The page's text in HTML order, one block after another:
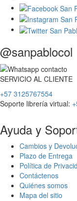
@sanpablocol
SERVICIO AL CLIENTE
+57 3125767554
Soporte librería virtual:
Ayuda y
Cambios y
Plazo de Entrega
Política de
Contáctenos
Quiénes somos
Mapa del sitio